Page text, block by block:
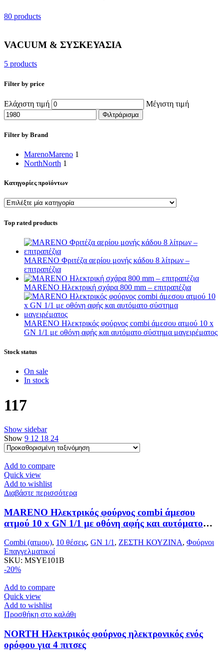
80 products
VACUUM & ΣΥΣΚΕΥΑΣΙΑ
5 products
Filter by price
Ελάχιστη τιμή Μέγιστη τιμή
Φιλτράρισμα
Filter by Brand
MarenoMareno 1
NorthNorth 1
Κατηγορίες προϊόντων
Top rated products
MARENO Φριτέζα αερίου μονής κάδου 8 λίτρων –
επιτραπέζια
MARENO Ηλεκτρική σχάρα 800 mm – επιτραπέζια
MARENO Ηλεκτρικός φούρνος combi άμεσου ατμού 10 x
GN 1/1 με οθόνη αφής και αυτόματο σύστημα μαγειρέματος
Stock status
On sale
In stock
117
Show sidebar
Show 9 12 18 24
Add to compare
Quick view
Add to wishlist
Διαβάστε περισσότερα
MARENO Ηλεκτρικός φούρνος combi άμεσου
ατμού 10 x GN 1/1 με οθόνη αφής και αυτόματο
Combi (ατμου), 10 θέσεις, GN 1/1, ΖΕΣΤΗ ΚΟΥΖΙΝΑ, Φούρνοι
Επαγγελματικοί
SKU: MSYE101B
-20%
Add to compare
Quick view
Add to wishlist
Προσθήκη στο καλάθι
NORTH Ηλεκτρικός φούρνος ηλεκτρονικός ενός
ορόφου για 4 πιτσες